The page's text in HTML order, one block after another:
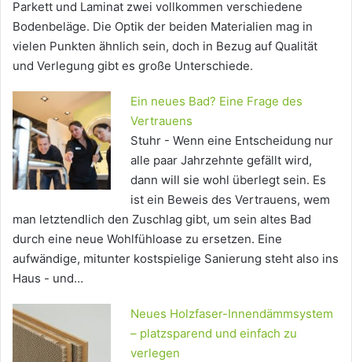
Parkett und Laminat zwei vollkommen verschiedene
Bodenbeläge. Die Optik der beiden Materialien mag in
vielen Punkten ähnlich sein, doch in Bezug auf Qualität
und Verlegung gibt es große Unterschiede.
Ein neues Bad? Eine Frage des
Vertrauens
Stuhr - Wenn eine Entscheidung nur
alle paar Jahrzehnte gefällt wird,
dann will sie wohl überlegt sein. Es
ist ein Beweis des Vertrauens, wem
man letztendlich den Zuschlag gibt, um sein altes Bad
durch eine neue Wohlfühloase zu ersetzen. Eine
aufwändige, mitunter kostspielige Sanierung steht also ins
Haus - und…
Neues Holzfaser-Innendämmsystem
– platzsparend und einfach zu
verlegen